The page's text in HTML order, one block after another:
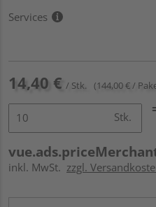
Services
14,40 € / Stk. (144,00 € /
Stk.
inkl. MwSt. zzgl.